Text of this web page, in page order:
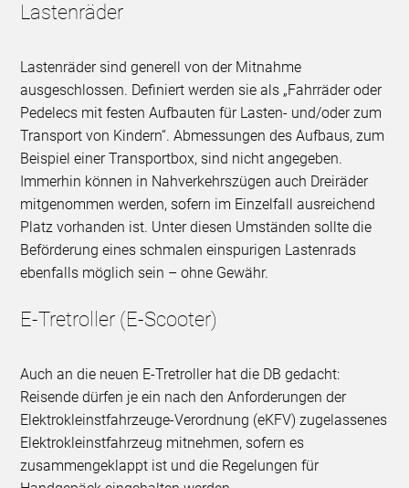
Lastenräder
Lastenräder sind generell von der Mitnahme
ausgeschlossen. Definiert werden sie als „Fahrräder oder
Pedelecs mit festen Aufbauten für Lasten- und/oder zum
Transport von Kindern“. Abmessungen des Aufbaus, zum
Beispiel einer Transportbox, sind nicht angegeben.
Immerhin können in Nahverkehrszügen auch Dreiräder
mitgenommen werden, sofern im Einzelfall ausreichend
Platz vorhanden ist. Unter diesen Umständen sollte die
Beförderung eines schmalen einspurigen Lastenrads
ebenfalls möglich sein – ohne Gewähr.
E-Tretroller (E-Scooter)
Auch an die neuen E-Tretroller hat die DB gedacht:
Reisende dürfen je ein nach den Anforderungen der
Elektrokleinstfahrzeuge-Verordnung (eKFV) zugelassenes
Elektrokleinstfahrzeug mitnehmen, sofern es
zusammengeklappt ist und die Regelungen für